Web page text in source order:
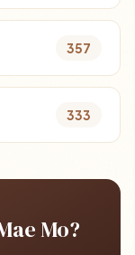
357
333
Mo?